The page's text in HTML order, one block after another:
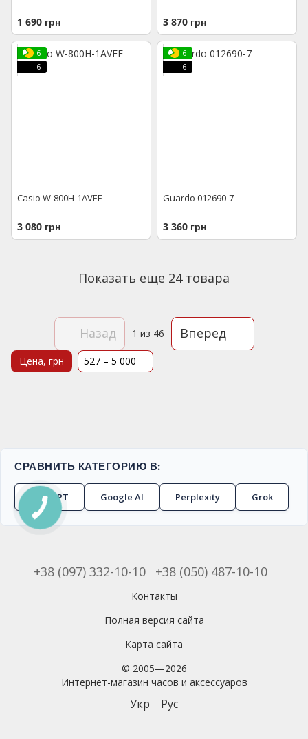
1 690 грн 3 870 грн
6
6
Casio W-800H-1AVEF
3 080 грн
6
6
Guardo 012690-7
3 360 грн
Показать еще 24 товара
Назад 1 из 46 Вперед
Цена, грн 527 – 5 000
СРАВНИТЬ КАТЕГОРИЮ В:
ChatGPT Google AI Perplexity Grok
+38 (097) 332-10-10 +38 (050) 487-10-10
Контакты
Полная версия сайта
Карта сайта
© 2005—2026
Интернет-магазин часов и аксессуаров
Укр Рус